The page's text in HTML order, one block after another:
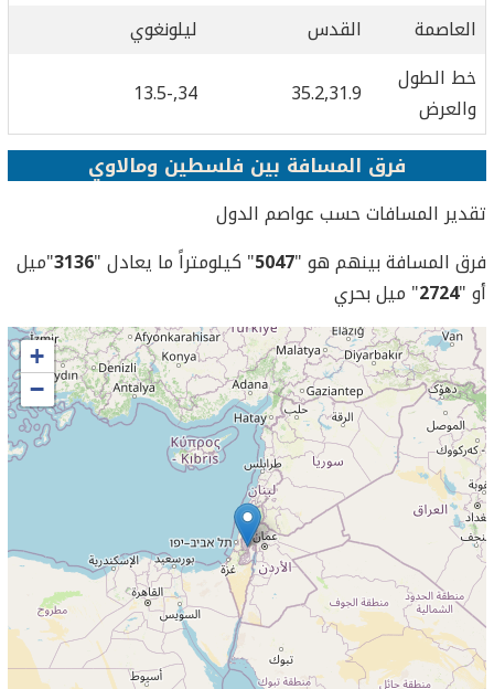
العاصمة
القدس
ليلونغوي
خط الطول
والعرض
35.2,31.9
34,-13.5
فرق المسافة بين فلسطين ومالاوي
تقدير المسافات حسب عواصم الدول
فرق المسافة بينهم هو "5047" كيلومتراً ما يعادل "3136"ميل
أو "2724" ميل بحري
+
−